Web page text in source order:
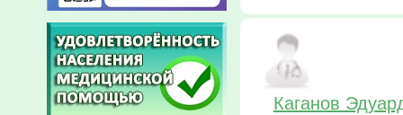
Каганов